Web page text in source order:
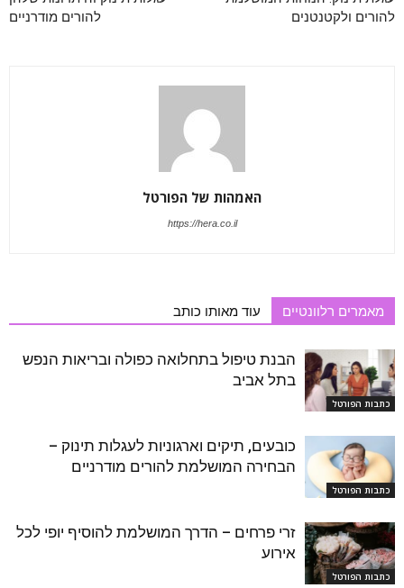
להורים ולקטנטנים
להורים מודרניים
האמהות של הפורטל
https://hera.co.il
מאמרים רלוונטיים עוד מאותו כותב
כתבות הפורטל
הבנת טיפול בתחלואה כפולה ובריאות הנפש
בתל אביב
כתבות הפורטל
כובעים, תיקים וארגוניות לעגלות תינוק –
הבחירה המושלמת להורים מודרניים
כתבות הפורטל
זרי פרחים – הדרך המושלמת להוסיף יופי לכל
אירוע